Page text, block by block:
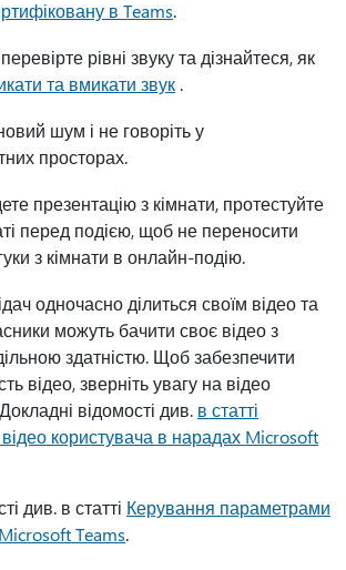
в Teams.
рівні звуку та дізнайтеся, як
та вмикати звук .
шум і не говоріть у
просторах.
презентацію з кімнати, протестуйте
перед подією, щоб не переносити
з кімнати в онлайн-подію.
одночасно ділиться своїм відео та
можуть бачити своє відео з
здатністю. Щоб забезпечити
відео, зверніть увагу на відео
відомості див. в статті
користувача в нарадах Microsoft
див. в статті Керування параметрами
Teams.